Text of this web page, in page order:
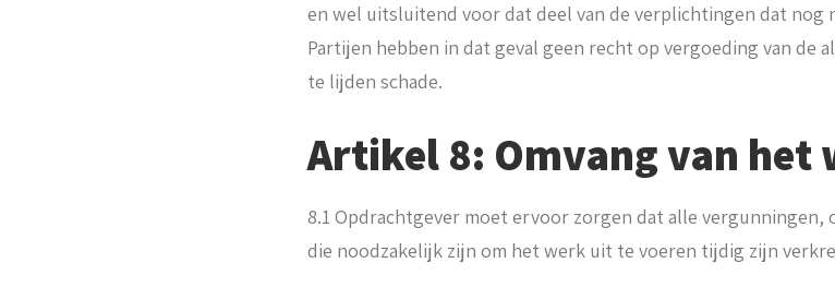
en wel uitsluitend voor dat deel van de verplichtingen dat nog
Partijen hebben in dat geval geen recht op vergoeding van de
te lijden schade.
Artikel 8: Omvang van het
8.1 Opdrachtgever moet ervoor zorgen dat alle vergunningen,
die noodzakelijk zijn om het werk uit te voeren tijdig zijn